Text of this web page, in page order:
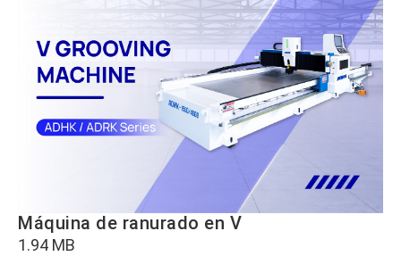
Máquina de ranurado en V
1.94 MB